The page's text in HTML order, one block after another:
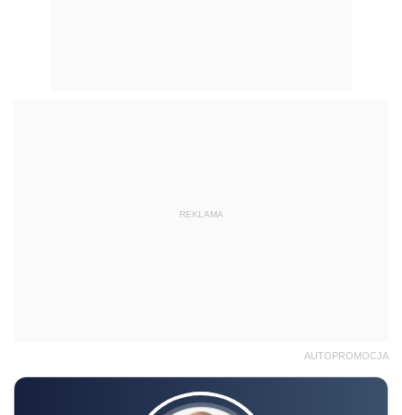
REKLAMA
AUTOPROMOCJA